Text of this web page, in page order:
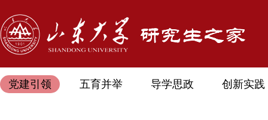
党建引领 五育并举 导学思政 创新实践